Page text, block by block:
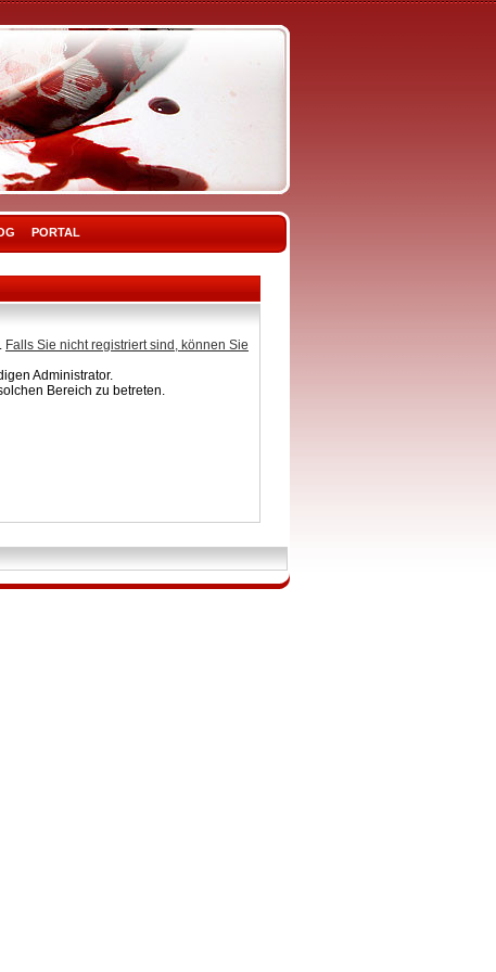
PORTAL
Falls Sie nicht registriert sind, können Sie
Administrator.
Bereich zu betreten.